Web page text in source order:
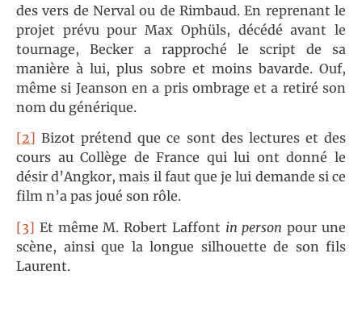
des vers de Nerval ou de Rimbaud. En reprenant le
projet prévu pour Max Ophüls, décédé avant le
tournage, Becker a rapproché le script de sa
manière à lui, plus sobre et moins bavarde. Ouf,
même si Jeanson en a pris ombrage et a retiré son
nom du générique.
[2] Bizot prétend que ce sont des lectures et des
cours au Collège de France qui lui ont donné le
désir d’Angkor, mais il faut que je lui demande si ce
film n’a pas joué son rôle.
[3] Et même M. Robert Laffont in person pour une
scène, ainsi que la longue silhouette de son fils
Laurent.